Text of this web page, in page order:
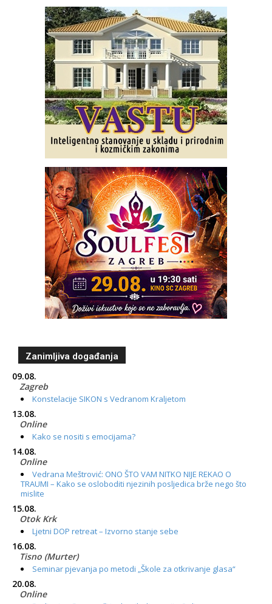
Zanimljiva događanja
09.08.
Zagreb
Konstelacije SIKON s Vedranom Kraljetom
13.08.
Online
Kako se nositi s emocijama?
14.08.
Online
Vedrana Meštrović: ONO ŠTO VAM NITKO NIJE REKAO O
TRAUMI – Kako se osloboditi njezinih posljedica brže nego što
mislite
15.08.
Otok Krk
Ljetni DOP retreat – Izvorno stanje sebe
16.08.
Tisno (Murter)
Seminar pjevanja po metodi „Škole za otkrivanje glasa“
20.08.
Online